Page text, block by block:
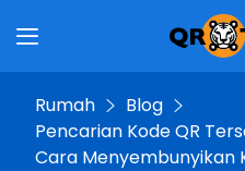
Rumah
Blog
Pencarian Kode QR
Cara Menyembunyikan